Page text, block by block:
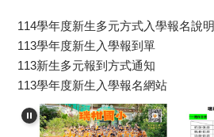
114學年度新生多元方式入學報名說明
113學年度新生入學報到單
113新生多元報到方式通知
113學年度新生入學報名網站